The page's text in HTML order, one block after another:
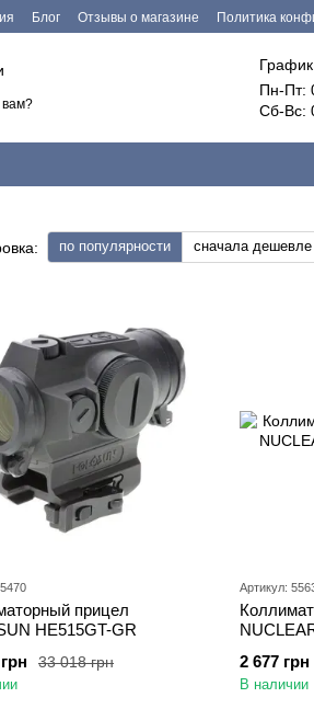
Блог Отзывы о магазине Политика
вам?
Пн-Пт:
Сб-Вс:
по популярности сначала дешевле
прицел
HE515GT-GR
33 018 грн
Артикул:
2 677 грн
В наличии